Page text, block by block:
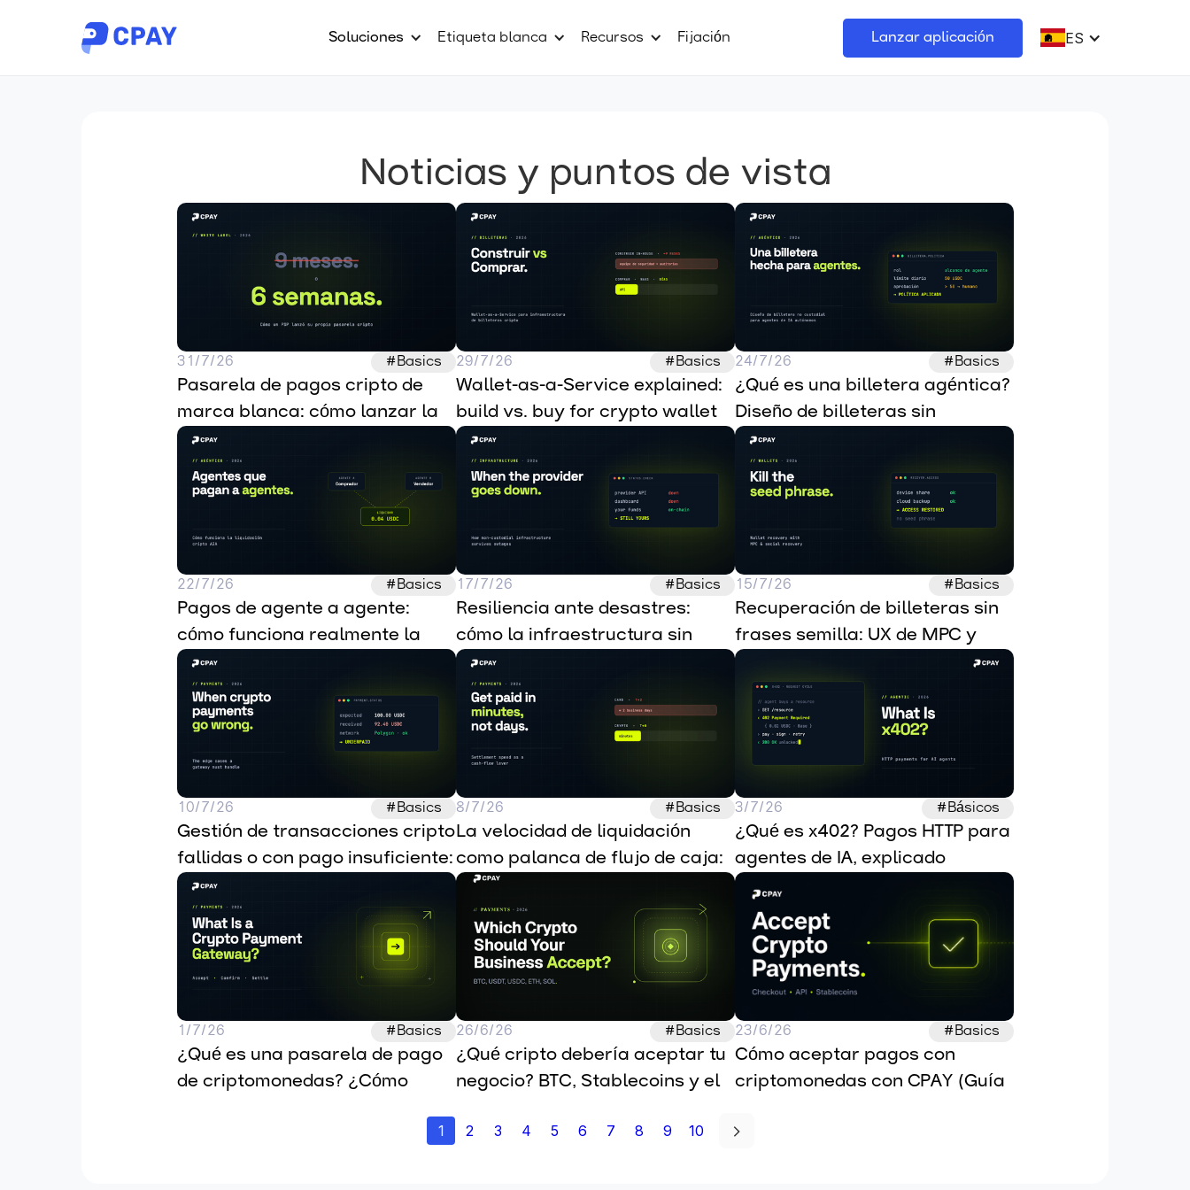
Soluciones Etiqueta blanca Recursos Fijación Lanzar aplicación ES
Noticias y puntos de vista
31/7/26 #Basics
Pasarela de pagos cripto de
marca blanca: cómo lanzar la
tuya en 2026
29/7/26 #Basics
Wallet-as-a-Service explained:
build vs. buy for crypto wallet
infrastructure
24/7/26 #Basics
¿Qué es una billetera agéntica?
Diseño de billeteras sin
custodia para agentes de IA
autónomos
22/7/26 #Basics
Pagos de agente a agente:
cómo funciona realmente la
liquidación de criptomonedas
A2A
17/7/26 #Basics
Resiliencia ante desastres:
cómo la infraestructura sin
custodia sobrevive a las caídas
de los proveedores
15/7/26 #Basics
Recuperación de billeteras sin
frases semilla: UX de MPC y
recuperación social
10/7/26 #Basics
Gestión de transacciones cripto
fallidas o con pago insuficiente:
casos excepcionales en
pasarelas de pago
8/7/26 #Basics
La velocidad de liquidación
como palanca de flujo de caja:
cripto en T+0 frente a tarjetas
en T+2
3/7/26 #Básicos
¿Qué es x402? Pagos HTTP para
agentes de IA, explicado
1/7/26 #Basics
¿Qué es una pasarela de pago
de criptomonedas? ¿Cómo
26/6/26 #Basics
¿Qué cripto debería aceptar tu
negocio? BTC, Stablecoins y el
23/6/26 #Basics
Cómo aceptar pagos con
criptomonedas con CPAY (Guía
Stablecoins
1 2 3 4 5 6 7 8 9 10